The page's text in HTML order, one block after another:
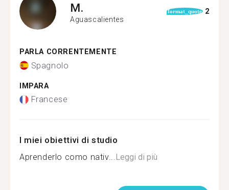
M.
Aguascalientes
format_quote 2
PARLA CORRENTEMENTE
Spagnolo
IMPARA
Francese
I miei obiettivi di studio
Aprenderlo como nativ...Leggi di più